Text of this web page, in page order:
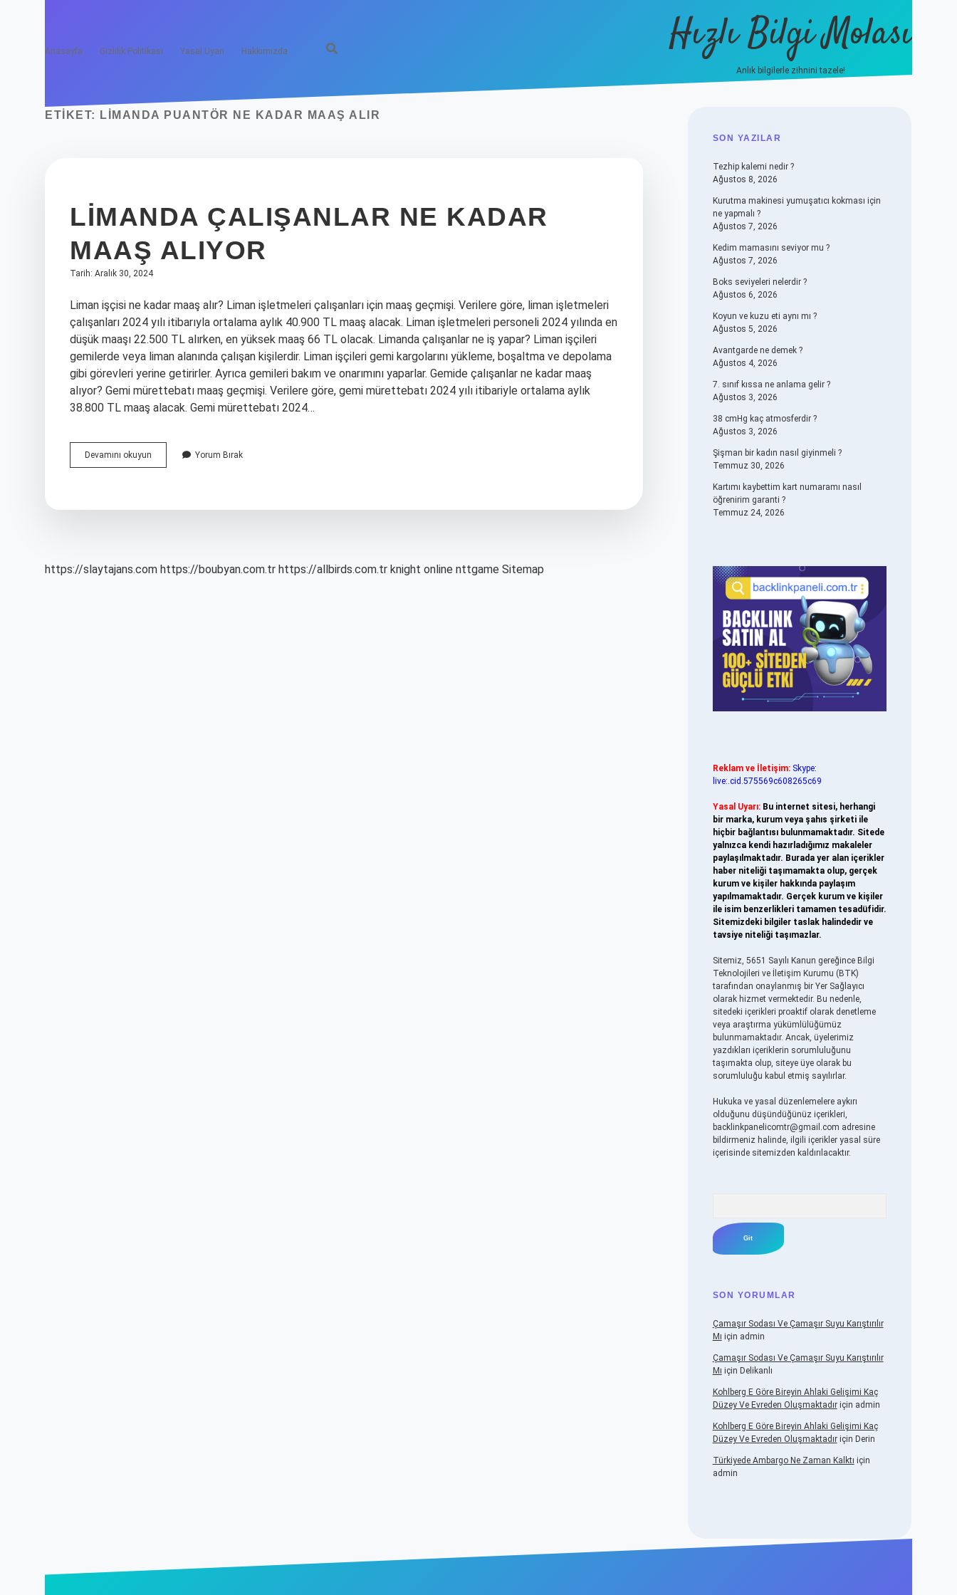
Anasayfa Gizlilik Politikası Yasal Uyarı Hakkımızda Hızlı Bilgi Molası
Anlık bilgilerle zihnini tazele!
ETIKET: LIMANDA PUANTÖR NE KADAR MAAŞ ALIR
LIMANDA ÇALIŞANLAR NE KADAR
MAAŞ ALIYOR
Tarih: Aralık 30, 2024
Liman işçisi ne kadar maaş alır? Liman işletmeleri çalışanları için maaş geçmişi. Verilere göre, liman işletmeleri
çalışanları 2024 yılı itibarıyla ortalama aylık 40.900 TL maaş alacak. Liman işletmeleri personeli 2024 yılında en
düşük maaşı 22.500 TL alırken, en yüksek maaş 66 TL olacak. Limanda çalışanlar ne iş yapar? Liman işçileri
gemilerde veya liman alanında çalışan kişilerdir. Liman işçileri gemi kargolarını yükleme, boşaltma ve depolama
gibi görevleri yerine getirirler. Ayrıca gemileri bakım ve onarımını yaparlar. Gemide çalışanlar ne kadar maaş
alıyor? Gemi mürettebatı maaş geçmişi. Verilere göre, gemi mürettebatı 2024 yılı itibariyle ortalama aylık
38.800 TL maaş alacak. Gemi mürettebatı 2024…
Devamını okuyun Limanda
Çalışanlar
Yorum Bırak
https://slaytajans.com https://boubyan.com.tr https://allbirds.com.tr knight online nttgame Sitemap
SIDEBAR
SON YAZILAR
Tezhip kalemi nedir ?
Ağustos 8, 2026
Kurutma makinesi yumuşatıcı kokması için
ne yapmalı ?
Ağustos 7, 2026
Kedim mamasını seviyor mu ?
Ağustos 7, 2026
Boks seviyeleri nelerdir ?
Ağustos 6, 2026
Koyun ve kuzu eti aynı mı ?
Ağustos 5, 2026
Avantgarde ne demek ?
Ağustos 4, 2026
7. sınıf kıssa ne anlama gelir ?
Ağustos 3, 2026
38 cmHg kaç atmosferdir ?
Ağustos 3, 2026
Şişman bir kadın nasıl giyinmeli ?
Temmuz 30, 2026
Kartımı kaybettim kart numaramı nasıl
öğrenirim garanti ?
Temmuz 24, 2026
Reklam ve İletişim: Skype:
live:.cid.575569c608265c69
Yasal Uyarı: Bu internet sitesi, herhangi
bir marka, kurum veya şahıs şirketi ile
hiçbir bağlantısı bulunmamaktadır. Sitede
yalnızca kendi hazırladığımız makaleler
paylaşılmaktadır. Burada yer alan içerikler
haber niteliği taşımamakta olup, gerçek
kurum ve kişiler hakkında paylaşım
yapılmamaktadır. Gerçek kurum ve kişiler
ile isim benzerlikleri tamamen tesadüfidir.
Sitemizdeki bilgiler taslak halindedir ve
tavsiye niteliği taşımazlar.
Sitemiz, 5651 Sayılı Kanun gereğince Bilgi
Teknolojileri ve İletişim Kurumu (BTK)
tarafından onaylanmış bir Yer Sağlayıcı
olarak hizmet vermektedir. Bu nedenle,
sitedeki içerikleri proaktif olarak denetleme
veya araştırma yükümlülüğümüz
bulunmamaktadır. Ancak, üyelerimiz
yazdıkları içeriklerin sorumluluğunu
taşımakta olup, siteye üye olarak bu
sorumluluğu kabul etmiş sayılırlar.
Hukuka ve yasal düzenlemelere aykırı
olduğunu düşündüğünüz içerikleri,
backlinkpanelicomtr@gmail.com adresine
bildirmeniz halinde, ilgili içerikler yasal süre
içerisinde sitemizden kaldırılacaktır.
SON YORUMLAR
Çamaşır Sodası Ve Çamaşır Suyu Karıştırılır
Mı için admin
Çamaşır Sodası Ve Çamaşır Suyu Karıştırılır
Mı için Delikanlı
Kohlberg E Göre Bireyin Ahlaki Gelişimi Kaç
Düzey Ve Evreden Oluşmaktadıriçin admin
Kohlberg E Göre Bireyin Ahlaki Gelişimi Kaç
Düzey Ve Evreden Oluşmaktadıriçin Derin
Türkiyede Ambargo Ne Zaman Kalktı için
admin